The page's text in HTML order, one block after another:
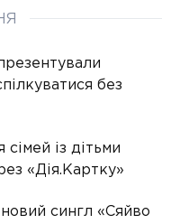
без
із дітьми
«Дія.Картку»
сингл «Сяйво